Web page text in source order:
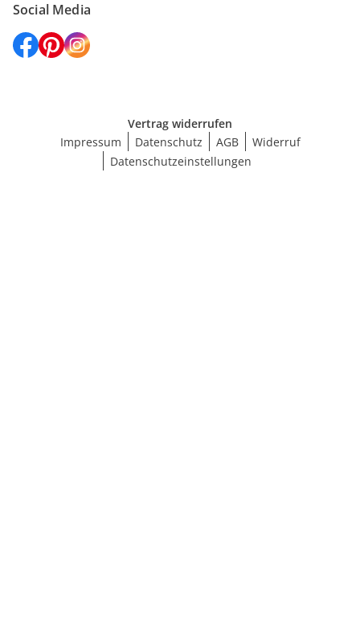
Social Media
Vertrag widerrufen
Impressum
Datenschutz AGB
Widerruf
Datenschutzeinstellungen